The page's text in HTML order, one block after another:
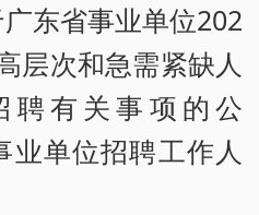
东省事业单位202
层次和急需紧缺人
聘有关事项的公
业单位招聘工作人